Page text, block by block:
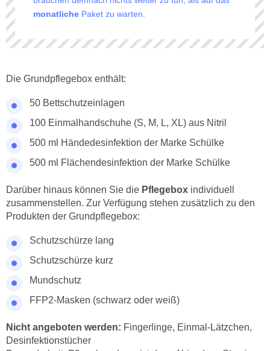
monatliche Paket zu warten.
Die Grundpflegebox enthält:
50 Bettschutzeinlagen
100 Einmalhandschuhe (S, M, L, XL) aus Nitril
500 ml Händedesinfektion der Marke Schülke
500 ml Flächendesinfektion der Marke Schülke
Darüber hinaus können Sie die Pflegebox individuell
zusammenstellen. Zur Verfügung stehen zusätzlich zu den
Produkten der Grundpflegebox:
Schutzschürze lang
Schutzschürze kurz
Mundschutz
FFP2-Masken (schwarz oder weiß)
Nicht angeboten werden: Fingerlinge, Einmal-Lätzchen,
Desinfektionstücher